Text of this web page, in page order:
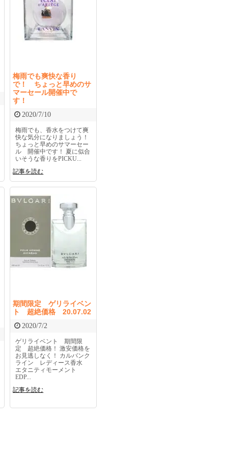
梅雨でも爽快な香り
で！ ちょっと早めのサ
マーセール開催中で
す！
2020/7/10
梅雨でも、香水をつけて爽
快な気分になりましょう！
ちょっと早めのサマーセー
ル 開催中です！ 夏に似合
いそうな香りをPICKU...
記事を読む
期間限定 ゲリライベン
ト 超絶価格 20.07.02
2020/7/2
ゲリライベント 期間限
定 超絶価格！ 激安価格を
お見逃しなく！ カルバンク
ライン レディース香水
エタニティモーメント
EDP...
記事を読む